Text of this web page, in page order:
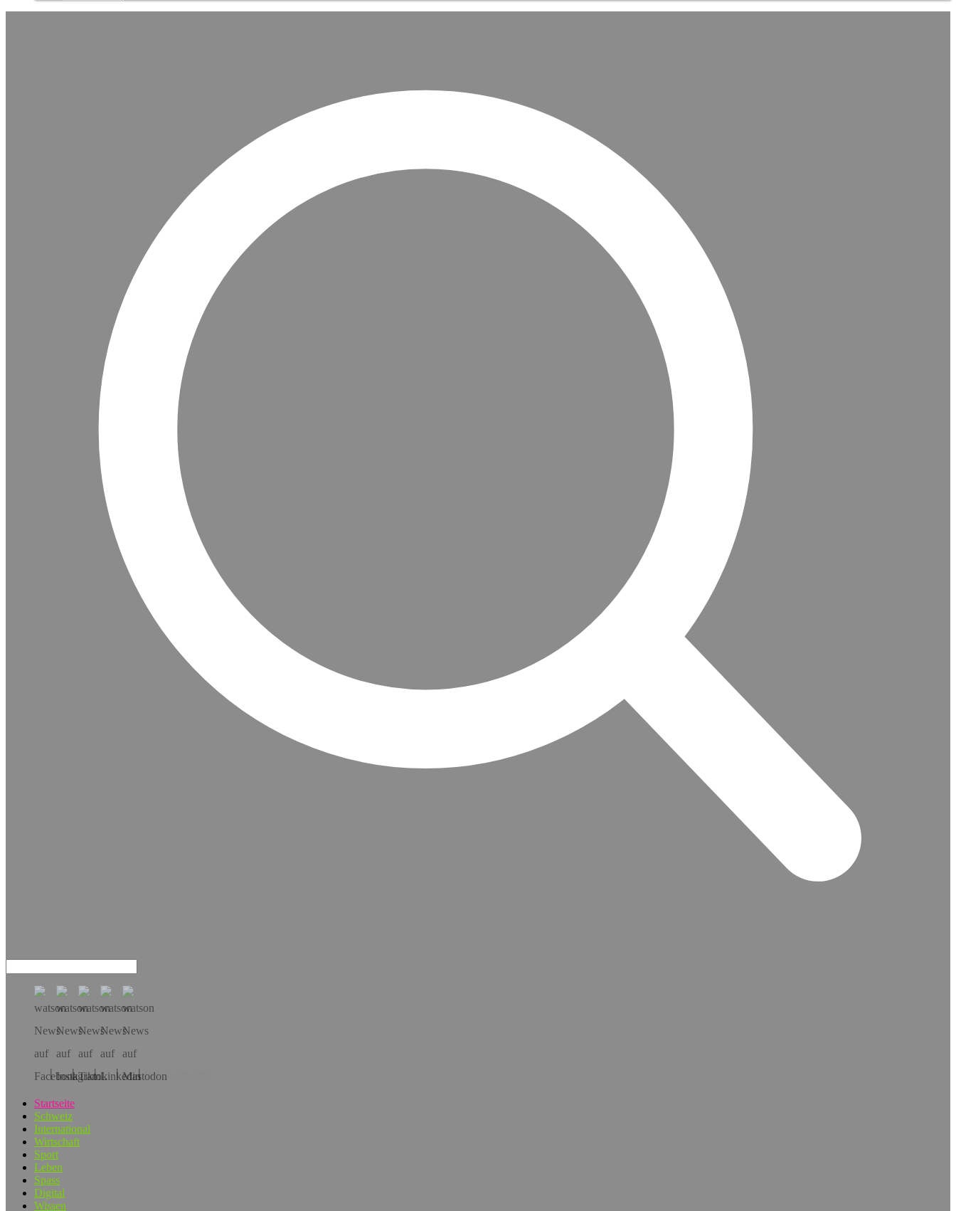
Hol dir die App!
Startseite
Schweiz
International
Wirtschaft
Sport
Leben
Spass
Digital
Wissen